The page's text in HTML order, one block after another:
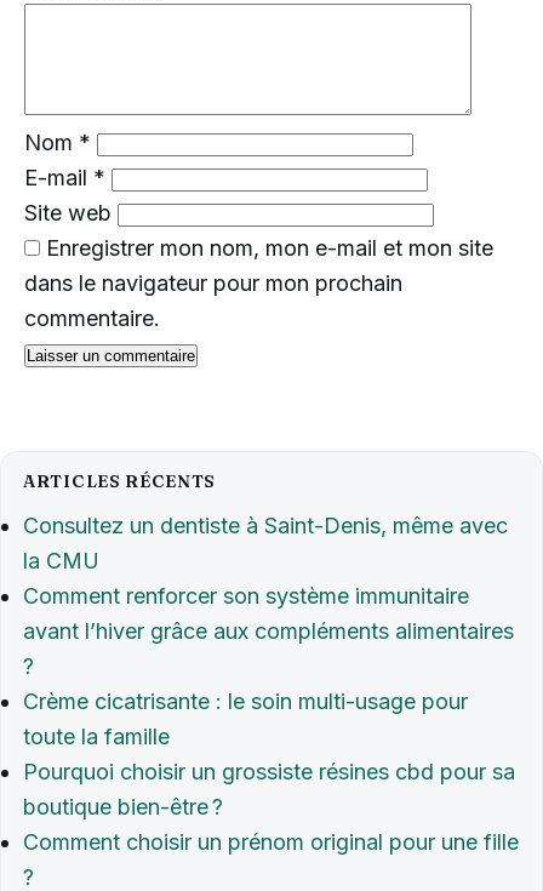
Nom *
E-mail *
Site web
Enregistrer mon nom, mon e-mail et mon site
dans le navigateur pour mon prochain
commentaire.
ARTICLES RÉCENTS
Consultez un dentiste à Saint-Denis, même avec
la CMU
Comment renforcer son système immunitaire
avant l’hiver grâce aux compléments alimentaires
?
Crème cicatrisante : le soin multi-usage pour
toute la famille
Pourquoi choisir un grossiste résines cbd pour sa
boutique bien-être ?
Comment choisir un prénom original pour une fille
?